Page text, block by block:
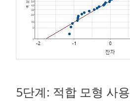
5단계: 적합 모형 사용